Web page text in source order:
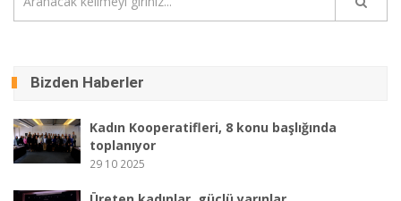
Bizden Haberler
Kadın Kooperatifleri, 8 konu başlığında
toplanıyor
29 10 2025